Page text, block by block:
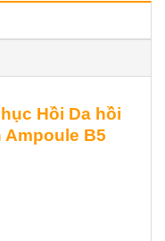
Hồi Da hồi
Ampoule B5